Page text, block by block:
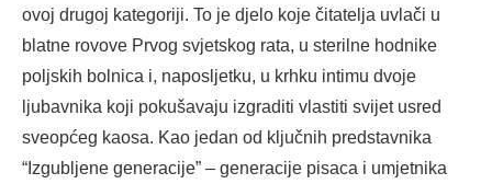
ovoj drugoj kategoriji. To je djelo koje čitatelja uvlači u
blatne rovove Prvog svjetskog rata, u sterilne hodnike
poljskih bolnica i, naposljetku, u krhku intimu dvoje
ljubavnika koji pokušavaju izgraditi vlastiti svijet usred
sveopćeg kaosa. Kao jedan od ključnih predstavnika
“Izgubljene generacije” – generacije pisaca i umjetnika